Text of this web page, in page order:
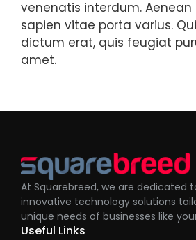
venenatis interdum.
sapien vitae porta varius.
dictum erat, quis feugiat
amet.
At Squarebreed, we are dedicated
innovative technology solutions
unique needs of businesses like
Useful Links